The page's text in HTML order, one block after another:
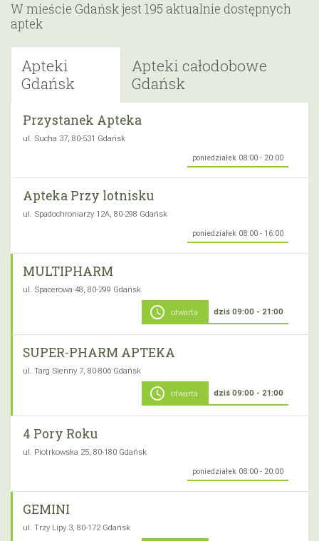
W mieście Gdańsk jest 195 aktualnie dostępnych
aptek
Apteki
Gdańsk
Apteki całodobowe
Gdańsk
Przystanek Apteka
ul. Sucha 37, 80-531 Gdańsk
poniedziałek 08:00 - 20:00
Apteka Przy lotnisku
ul. Spadochroniarzy 12A, 80-298 Gdańsk
poniedziałek 08:00 - 16:00
MULTIPHARM
ul. Spacerowa 48, 80-299 Gdańsk
schedule otwarta dziś 09:00 - 21:00
SUPER-PHARM APTEKA
ul. Targ Sienny 7, 80-806 Gdańsk
schedule otwarta dziś 09:00 - 21:00
4 Pory Roku
ul. Piotrkowska 25, 80-180 Gdańsk
poniedziałek 08:00 - 20:00
GEMINI
ul. Trzy Lipy 3, 80-172 Gdańsk